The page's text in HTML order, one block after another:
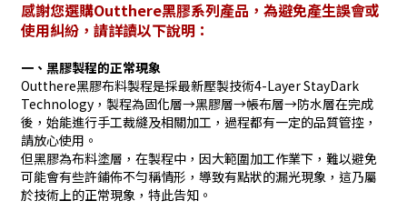
感謝您選購Outthere黑膠系列產品，為避免產生誤會或
使用糾紛，請詳讀以下說明：
一、黑膠製程的正常現象
Outthere黑膠布料製程是採最新壓製技術4-Layer StayDark
Technology，製程為固化層→黑膠層→帳布層→防水層在完成
後，始能進行手工裁縫及相關加工，過程都有一定的品質管控，
請放心使用。
但黑膠為布料塗層，在製程中，因大範圍加工作業下，難以避免
可能會有些許鋪佈不勻稱情形，導致有點狀的漏光現象，這乃屬
於技術上的正常現象，特此告知。